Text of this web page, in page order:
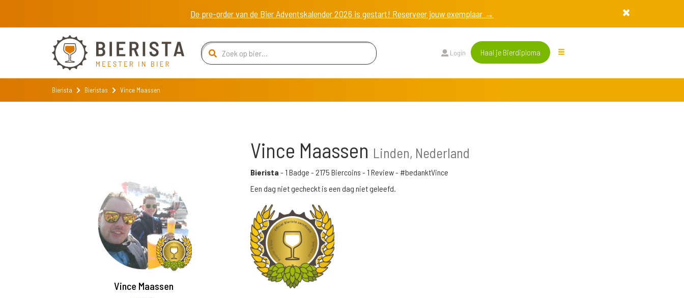
De pre-order van de Bier Adventskalender 2026 is gestart! Reserveer jouw exemplaar →
Login Haal je Bierdiploma
Bierista Bieristas Vince Maassen
Vince Maassen
Vince Maassen Linden, Nederland
Bierista - 1 Badge - 2175 Biercoins - 1 Review- #bedanktVince
Een dag niet gecheckt is een dag niet geleefd.